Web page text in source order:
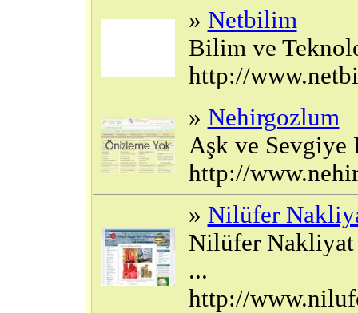
» Netbilim
Bilim ve
http://
» Nehirgozlum
Aşk ve Sevgiye
http://
» Nilüfer
Nilüfer Nakliyat
...
http://